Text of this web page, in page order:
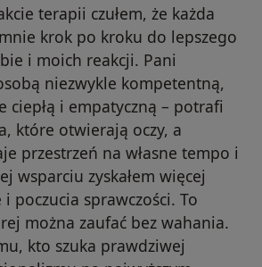
terapii czułem, że każda
krok po kroku do lepszego
i moich reakcji. Pani
niezwykle kompetentną,
ciepłą i empatyczną – potrafi
które otwierają oczy, a
przestrzeń na własne tempo i
wsparciu zyskałem więcej
poczucia sprawczości. To
można zaufać bez wahania.
kto szuka prawdziwej